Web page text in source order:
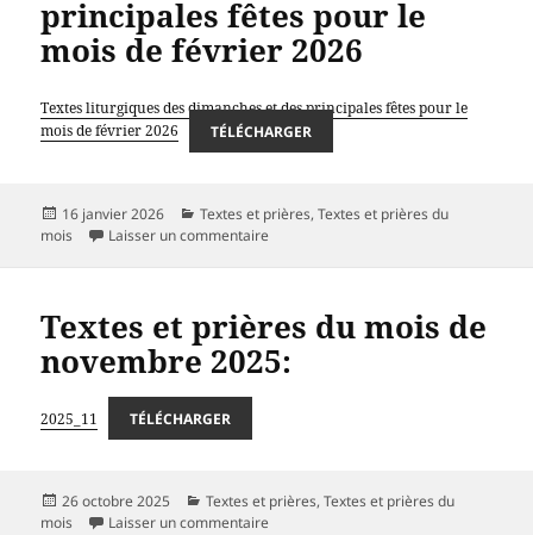
principales fêtes pour le
mois de février 2026
Textes liturgiques des dimanches et des principales fêtes pour le
mois de février 2026
TÉLÉCHARGER
Publié
le
16 janvier 2026 Catégories
Textes et prières,Textes et prières du
mois
Laisser un commentairesur Textes liturgiques des dimanches
Textes et prières du mois de
novembre 2025:
2025_11 TÉLÉCHARGER
Publié
le
26 octobre 2025 Catégories
Textes et prières,Textes et prières du
mois
Laisser un commentairesur Textes et prières du mois de